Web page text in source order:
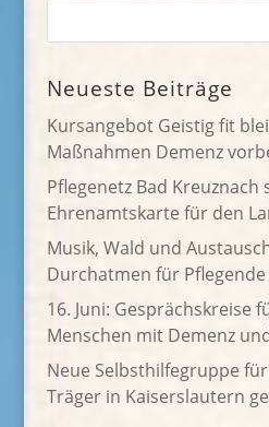
Neueste Beiträge
Kursangebot Geistig fit
Maßnahmen Demenz
Pflegenetz Bad Kreuznach
Ehrenamtskarte für den
Musik, Wald und
Durchatmen für
16. Juni: Gesprächskreise
Menschen mit Demenz
Neue Selbsthilfegruppe
Träger in Kaiserslautern